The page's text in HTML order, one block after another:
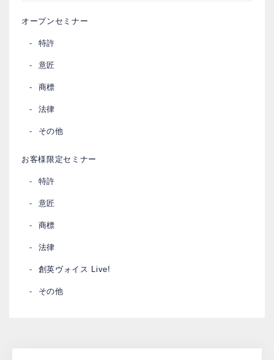
オープンセミナー
特許
意匠
商標
法律
その他
お客様限定セミナー
特許
意匠
商標
法律
創英ヴォイス Live!
その他